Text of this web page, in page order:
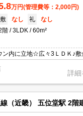
万円(管理費等：2,000円)
敷
なし 礼
なし
階
3LDK 60m²
ン内に立地☆広々3ＬＤＫ♪敷
詳細
（近畿） 五位堂駅 2階